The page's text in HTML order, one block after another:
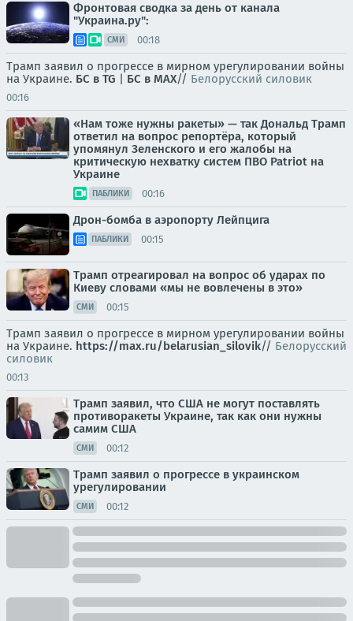
Фронтовая сводка за день от канала
"Украина.ру":
СМИ 00:18
Трамп заявил о прогрессе в мирном урегулировании войны
на Украине. БС в TG | БС в МАХ// Белорусский силовик
00:16
«Нам тоже нужны ракеты» — так Дональд Трамп
ответил на вопрос репортёра, который
упомянул Зеленского и его жалобы на
критическую нехватку систем ПВО Patriot на
Украине
ПАБЛИКИ 00:16
Дрон-бомба в аэропорту Лейпцига
ПАБЛИКИ 00:15
Трамп отреагировал на вопрос об ударах по
Киеву словами «мы не вовлечены в это»
СМИ 00:15
Трамп заявил о прогрессе в мирном урегулировании войны
на Украине. https://max.ru/belarusian_silovik// Белорусский
силовик
00:13
Трамп заявил, что США не могут поставлять
противоракеты Украине, так как они нужны
самим США
СМИ 00:12
Трамп заявил о прогрессе в украинском
урегулировании
СМИ 00:12